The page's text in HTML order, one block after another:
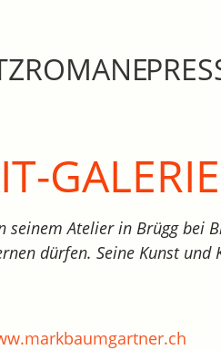
GALERIE
seinem Atelier in Brügg bei
dürfen. Seine Kunst